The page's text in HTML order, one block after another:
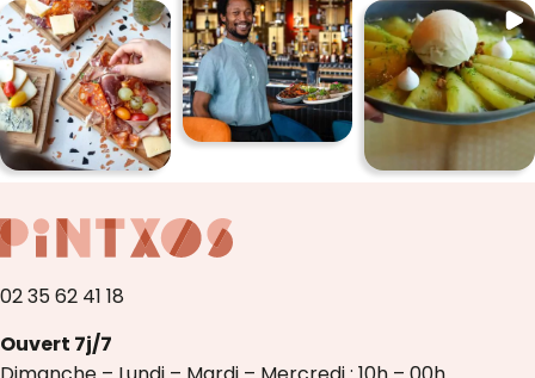
02 35 62 41 18
Ouvert 7j/7